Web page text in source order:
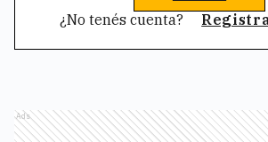
¿No tenés cuenta?
Ads